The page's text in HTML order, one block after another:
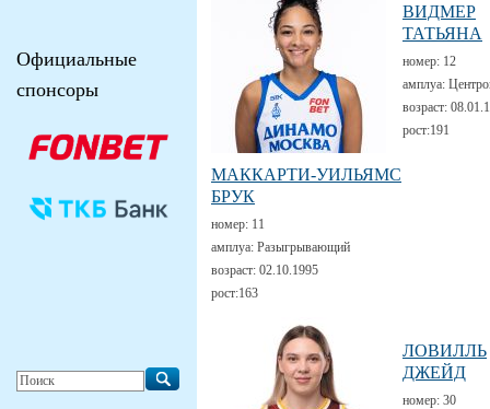
МАККАРТИ-УИЛЬЯМС
БРУК
номер: 11
амплуа: Разыгрывающий
возраст: 02.10.1995
рост:163
ВИДМЕР
ТАТЬЯНА
номер: 12
амплуа:
возраст:
рост:191
ЛОВИЛЛЬ
ДЖЕЙД
номер: 30
Официальные
спонсоры